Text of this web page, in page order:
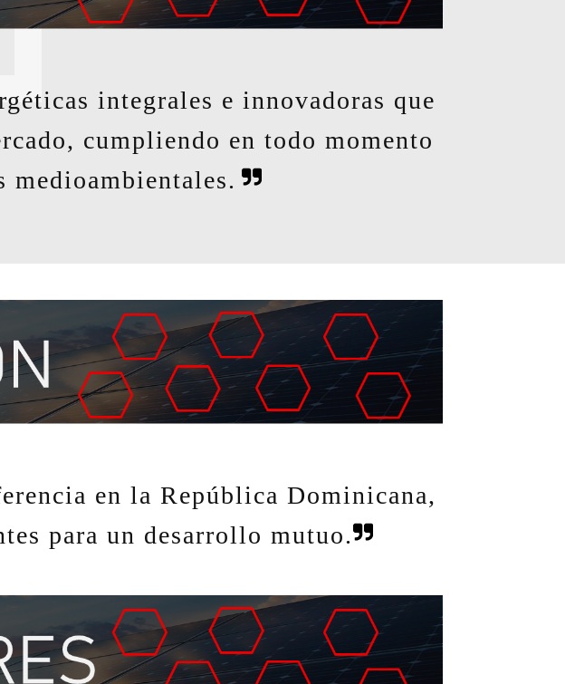
integrales e innovadoras que
cumpliendo en todo momento
medioambientales.
en la República Dominicana,
para un desarrollo mutuo.